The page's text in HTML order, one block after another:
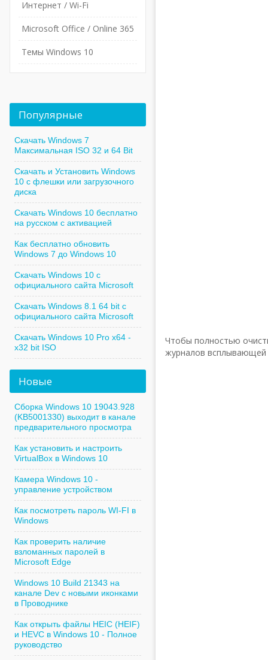
Чтобы полностью
журналов всплывающей
Интернет / Wi-Fi
Microsoft Office / Online 365
Темы Windows 10
Популярные
Скачать Windows 7
Максимальная ISO 32 и 64 Bit
Скачать и Установить Windows
10 с флешки или загрузочного
диска
Скачать Windows 10 бесплатно
на русском с активацией
Как бесплатно обновить
Windows 7 до Windows 10
Скачать Windows 10 с
официального сайта Microsoft
Скачать Windows 8.1 64 bit с
официального сайта Microsoft
Скачать Windows 10 Pro x64 -
x32 bit ISO
Новые
Сборка Windows 10 19043.928
(KB5001330) выходит в канале
предварительного просмотра
Как установить и настроить
VirtualBox в Windows 10
Камера Windows 10 -
управление устройством
Как посмотреть пароль WI-FI в
Windows
Как проверить наличие
взломанных паролей в
Microsoft Edge
Windows 10 Build 21343 на
канале Dev с новыми иконками
в Проводнике
Как открыть файлы HEIC (HEIF)
и HEVC в Windows 10 - Полное
руководство